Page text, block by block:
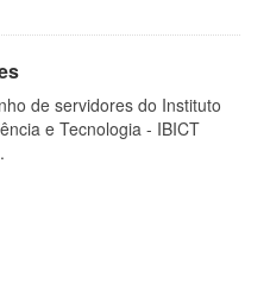
de servidores do Instituto
e Tecnologia - IBICT